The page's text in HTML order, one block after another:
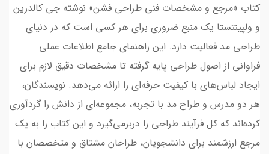
کتاب «مرجع و مشخصات فنی طراحی فشن» نوشته جی کالدرین
و ولپینتستا یک منبع ضروری برای هر کسی است که در دنیای
طراحی مد فعالیت دارد. این راهنمای جامع اطلاعات عملی
فراوانی از اصول طراحی پایه گرفته تا مشخصات دقیق لازم برای
ایجاد لباس‌های با کیفیت حرفه‌ای را ارائه می‌دهد. نویسندگان،
هر دو مدرس و طراح مد با تجربه، مجموعه‌ای از دانش را گردآوری
کرده‌اند که کل فرآیند طراحی را دربر‌می‌گیرد و این کتاب را به یک
مرجع ارزشمند برای دانشجویان، طراحان مشتاق و متخصصان با